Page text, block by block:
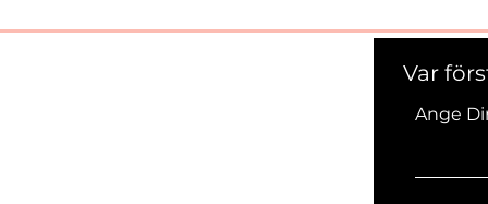
Var
Ange